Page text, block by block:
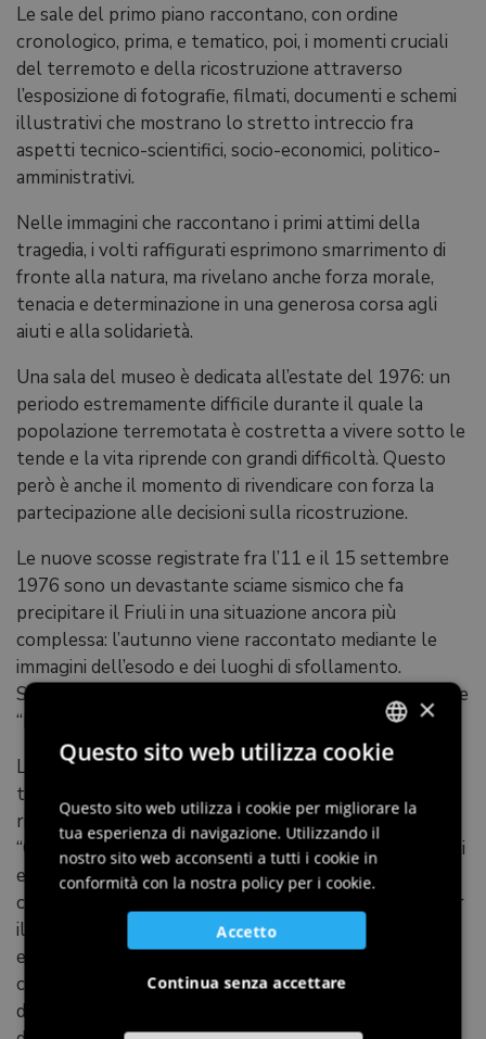
Le sale del primo piano raccontano, con ordine
cronologico, prima, e tematico, poi, i momenti cruciali
del terremoto e della ricostruzione attraverso
l’esposizione di fotografie, filmati, documenti e schemi
illustrativi che mostrano lo stretto intreccio fra
aspetti tecnico-scientifici, socio-economici, politico-
amministrativi.
Nelle immagini che raccontano i primi attimi della
tragedia, i volti raffigurati esprimono smarrimento di
fronte alla natura, ma rivelano anche forza morale,
tenacia e determinazione in una generosa corsa agli
aiuti e alla solidarietà.
Una sala del museo è dedicata all’estate del 1976: un
periodo estremamente difficile durante il quale la
popolazione terremotata è costretta a vivere sotto le
tende e la vita riprende con grandi difficoltà. Questo
però è anche il momento di rivendicare con forza la
partecipazione alle decisioni sulla ricostruzione.
Le nuove scosse registrate fra l’11 e il 15 settembre
1976 sono un devastante sciame sismico che fa
precipitare il Friuli in una situazione ancora più
complessa: l’autunno viene raccontato mediante le
immagini dell’esodo e dei luoghi di sfollamento.
Successivamente la ricostruzione: iniziano gli anni delle
“baracche”.
La seconda parte della mostra si sviluppa per sale
tematiche: l’apparato legislativo, gli studi per la
ricostruzione (la geologia e l’ingegneria sismica), il
“Governo della Ricostruzione” con le Istituzioni statali
e regionali, il ruolo della Chiesa friulana, il patrimonio
culturale, la pianificazione e gli strumenti attuativi per
il territorio, il flusso dei finanziamenti e i contributi
elargiti, lo sviluppo con la nascita di un altro Friuli,
costituito dalle grandi opere infrastrutturali e
dall’industria, ma anche dalla nascita dell’Università e
ENGLISH
GERMAN
SLOVENIAN
×
Questo sito web utilizza cookie
Questo sito web utilizza i cookie per migliorare la
tua esperienza di navigazione. Utilizzando il
nostro sito web acconsenti a tutti i cookie in
conformità con la nostra policy per i cookie.
Accetto
Continua senza accettare